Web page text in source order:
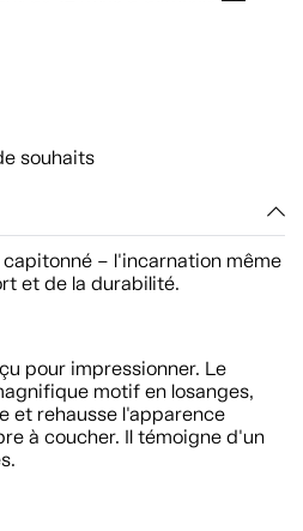
souhaits
– l'incarnation même
et de la durabilité.
pour impressionner. Le
motif en losanges,
et rehausse l'apparence
à coucher. Il témoigne d'un